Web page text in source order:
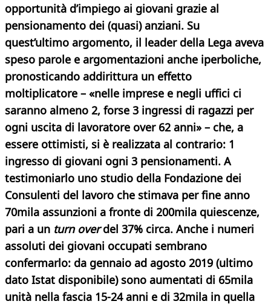
opportunità d’impiego ai giovani grazie al
pensionamento dei (quasi) anziani. Su
quest’ultimo argomento, il leader della Lega aveva
speso parole e argomentazioni anche iperboliche,
pronosticando addirittura un effetto
moltiplicatore – «nelle imprese e negli uffici ci
saranno almeno 2, forse 3 ingressi di ragazzi per
ogni uscita di lavoratore over 62 anni» – che, a
essere ottimisti, si è realizzata al contrario: 1
ingresso di giovani ogni 3 pensionamenti. A
testimoniarlo uno studio della Fondazione dei
Consulenti del lavoro che stimava per fine anno
70mila assunzioni a fronte di 200mila quiescenze,
pari a un turn over del 37% circa. Anche i numeri
assoluti dei giovani occupati sembrano
confermarlo: da gennaio ad agosto 2019 (ultimo
dato Istat disponibile) sono aumentati di 65mila
unità nella fascia 15-24 anni e di 32mila in quella